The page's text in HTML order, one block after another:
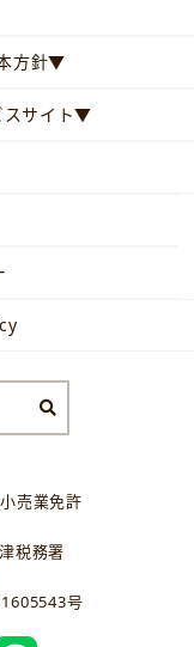
方針▼
スサイト▼
売業免許
税務署
号